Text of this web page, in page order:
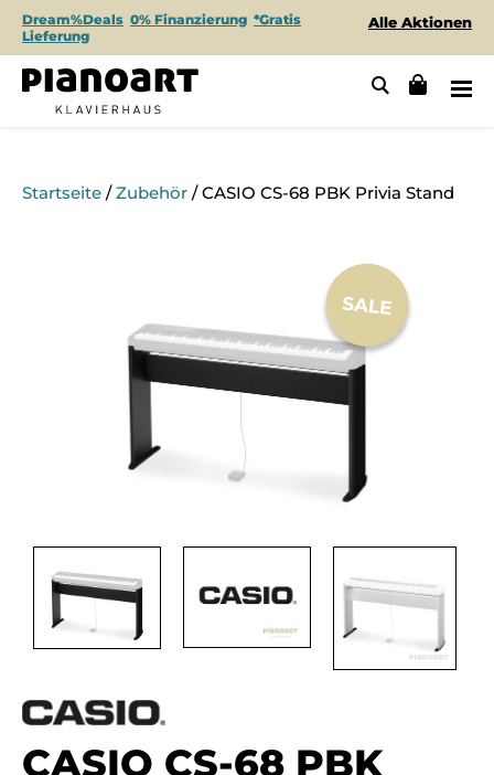
Dream%Deals 0% Finanzierung *Gratis
Lieferung
Alle Aktionen
Startseite /Zubehör / CASIO CS-68 PBK Privia Stand
CASIO CS-68 PBK